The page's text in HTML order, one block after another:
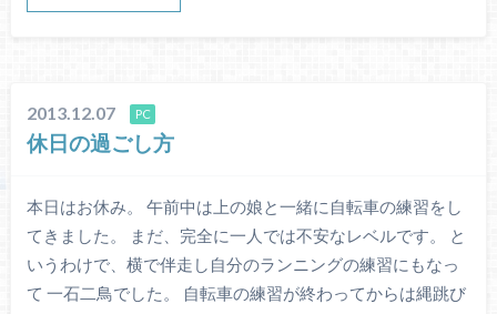
2013.12.07 PC
休日の過ごし方
本日はお休み。 午前中は上の娘と一緒に自転車の練習をし
てきました。 まだ、完全に一人では不安なレベルです。 と
いうわけで、横で伴走し自分のランニングの練習にもなっ
て 一石二鳥でした。 自転車の練習が終わってからは縄跳び